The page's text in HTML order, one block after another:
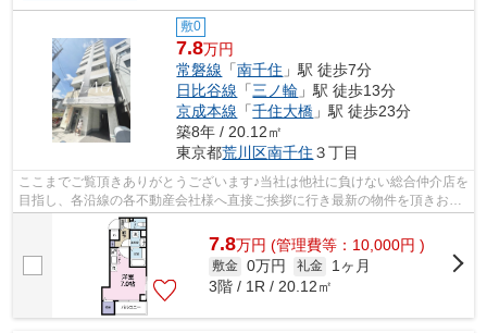
敷0
7.8万円
常磐線 「南千住 」駅 徒歩7分
日比谷線 「三ノ輪 」駅 徒歩13分
京成本線 「千住大橋 」駅 徒歩23分
築8年 / 20.12㎡
東京都荒川区南千住 ３丁目
ここまでご覧頂きありがとうございます♪当社は他社に負けない総合仲介店を
目指し、各沿線の各不動産会社様へ直接ご挨拶に行き最新の物件を頂きお客
様へ提供しております！最新の情報は...
7.8万円 (管理費等：10,000円 )
敷金 0万円 礼金
1ヶ月
3階 / 1R / 20.12㎡